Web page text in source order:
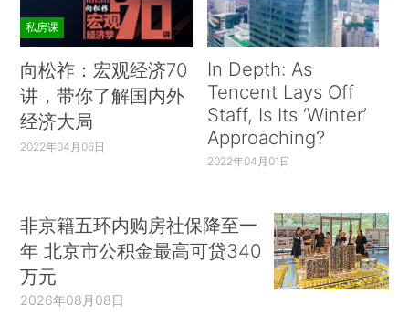
私房课
向松祚：宏观经济70
讲，带你了解国内外
经济大局
2022年04月06日
In Depth: As
Tencent Lays Off
Staff, Is Its ‘Winter’
Approaching?
2022年04月01日
非京籍五环内购房社保降至一
年 北京市公积金最高可贷340
万元
2026年08月08日